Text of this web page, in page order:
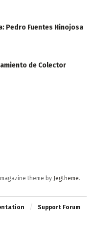
Pedro Fuentes Hinojosa
de Colector
theme by Jegtheme.
Support Forum